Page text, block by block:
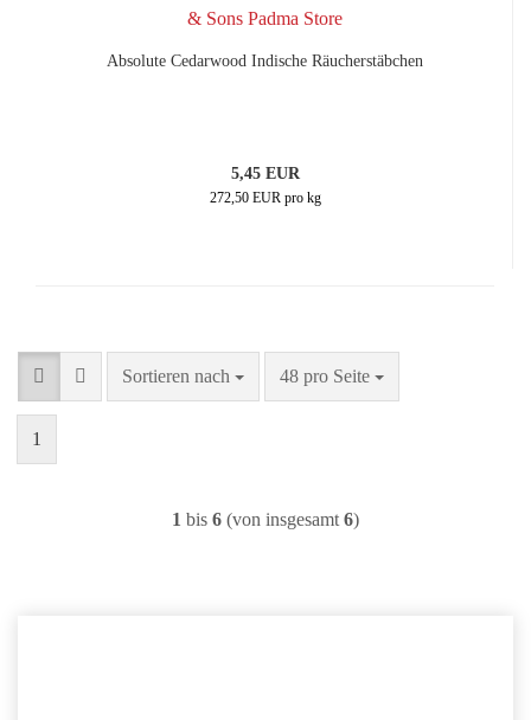
Absolute Cedarwood Indische Räucherstäbchen
5,45 EUR
272,50 EUR pro kg
Sortieren nach
Sortieren nach 48 pro Seite
pro Seite
1
1 bis 6 (von insgesamt 6)